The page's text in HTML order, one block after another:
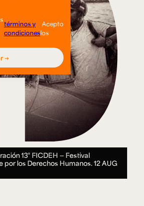
13° FICDEH — Festival
por los Derechos Humanos.12 AUG